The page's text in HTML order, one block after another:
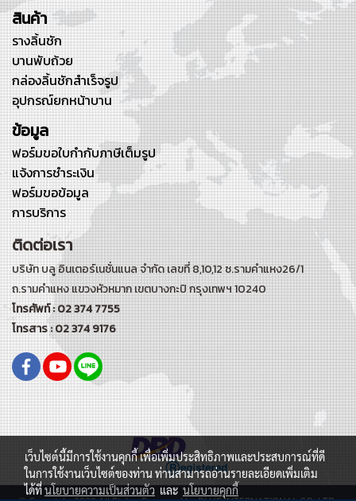
สินค้า
รางลิ้นชัก
บานพับถ้วย
กล่องลิ้นชักสำเร็จรูป
อุปกรณ์ยกหน้าบาน
ข้อมูล
ฟอร์มขอใบกำกับภาษีเต็มรูป
แจ้งการชำระเงิน
ฟอร์มขอข้อมูล
การบริการ
ติดต่อเรา
บริษัท บลู อินเตอร์เนชั่นแนล จำกัด เลขที่ 8,10,12 ซ.รามคำแหง26/1
ถ.รามคำแหงแขวงหัวหมาก เขตบางกะปิ กรุงเทพฯ 10240
โทรศัพท์ : 02 374 7755
โทรสาร : 02 374 9176
เว็บไซต์นี้มีการใช้งานคุกกี้ เพื่อเพิ่มประสิทธิภาพและประสบการณ์ที่ดี
ในการใช้งานเว็บไซต์ของท่าน ท่านสามารถอ่านรายละเอียดเพิ่มเติม
ได้ที่นโยบายความเป็นส่วนตัวและนโยบายคุกกี้